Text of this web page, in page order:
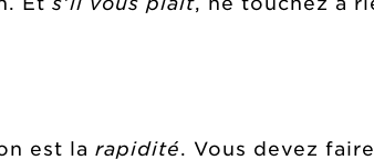
est la rapidité. Vous devez